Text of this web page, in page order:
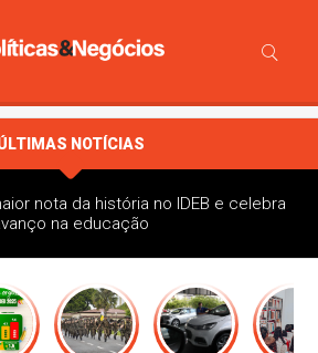
NOTÍCIAS
nota da história no IDEB e celebra
na educação